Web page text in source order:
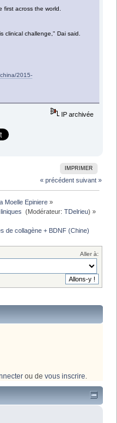
first across the world.
clinical challenge," Dai said.
2015-
IP archivée
IMPRIMER
« précédent suivant »
Moelle Epiniere »
(Modérateur: TDelrieu) »
de collagène + BDNF (Chine)
Aller à:
ou de vous inscrire.